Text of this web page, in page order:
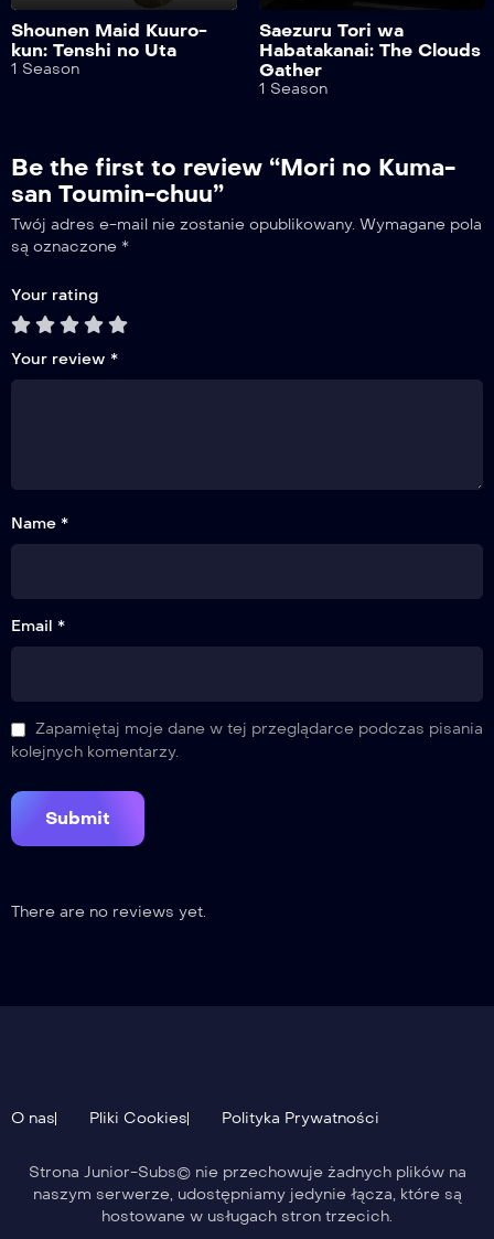
Shounen Maid Kuuro-
kun: Tenshi no Uta
1 Season
Saezuru Tori wa
Habatakanai: The Clouds
Gather
1 Season
Be the first to review “Mori no Kuma-
san Toumin-chuu”
Twój adres e-mail nie zostanie opublikowany. Wymagane pola
są oznaczone *
Your rating
Your review *
Name *
Email *
Zapamiętaj moje dane w tej przeglądarce podczas pisania
kolejnych komentarzy.
There are no reviews yet.
O nas Pliki Cookies Polityka Prywatności
Strona Junior-Subs© nie przechowuje żadnych plików na
naszym serwerze, udostępniamy jedynie łącza, które są
hostowane w usługach stron trzecich.